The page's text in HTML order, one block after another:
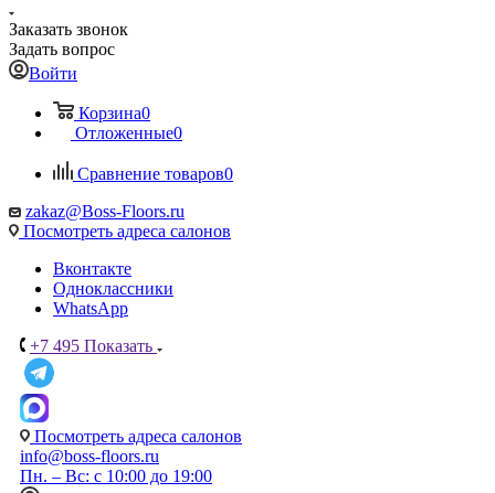
Заказать звонок
Задать вопрос
Войти
Корзина0
Отложенные0
Сравнение товаров0
zakaz@Boss-Floors.ru
Посмотреть адреса салонов
Вконтакте
Одноклассники
WhatsApp
+7 495 Показать
Посмотреть адреса салонов
info@boss-floors.ru
Пн. – Вс: с 10:00 до 19:00